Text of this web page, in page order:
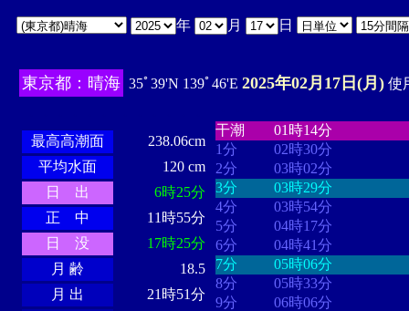
年 月 日
東京都：晴海 35ﾟ39'N 139ﾟ46'E 2025年02月17日(月) 使
最高高潮面
238.06cm
平均水面
120 cm
日 出
6時25分
正 中
11時55分
日 没
17時25分
月 齢
18.5
月 出
21時51分
干潮
01時14分
1分
02時30分
2分
03時02分
3分
03時29分
4分
03時54分
5分
04時17分
6分
04時41分
7分
05時06分
8分
05時33分
9分
06時06分